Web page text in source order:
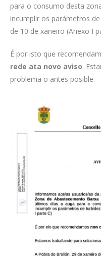
para o consumo desta
incumplir os parámetros
de 10 de xaneiro (Anexo I
É por isto que
rede ata novo aviso.
problema o antes posible.